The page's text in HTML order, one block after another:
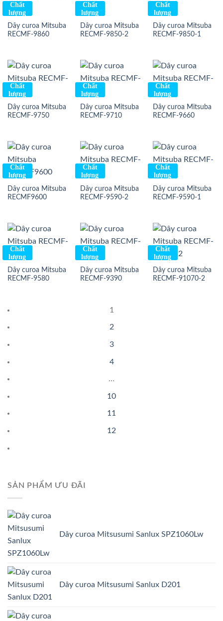
Chất
lượng
Dây curoa Mitsuba
RECMF-9860
Chất
lượng
Dây curoa Mitsuba
RECMF-9850-2
Chất
lượng
Dây curoa Mitsuba
RECMF-9850-1
Chất
lượng
Dây curoa Mitsuba
RECMF-9750
Chất
lượng
Dây curoa Mitsuba
RECMF-9710
Chất
lượng
Dây curoa Mitsuba
RECMF-9660
Chất
lượng
Dây curoa Mitsuba
RECMF9600
Chất
lượng
Dây curoa Mitsuba
RECMF-9590-2
Chất
lượng
Dây curoa Mitsuba
RECMF-9590-1
Chất
lượng
Dây curoa Mitsuba
RECMF-9580
Chất
lượng
Dây curoa Mitsuba
RECMF-9390
Chất
lượng
Dây curoa Mitsuba
RECMF-91070-2
1
2
3
4
…
10
11
12
SẢN PHẨM ƯU ĐÃI
Dây curoa Mitsusumi Sanlux SPZ1060Lw
Dây curoa Mitsusumi Sanlux D201